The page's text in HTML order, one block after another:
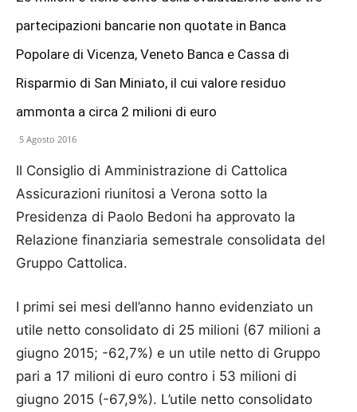
partecipazioni bancarie non quotate in Banca
Popolare di Vicenza, Veneto Banca e Cassa di
Risparmio di San Miniato, il cui valore residuo
ammonta a circa 2 milioni di euro
5 Agosto 2016
Il Consiglio di Amministrazione di Cattolica
Assicurazioni riunitosi a Verona sotto la
Presidenza di Paolo Bedoni ha approvato la
Relazione finanziaria semestrale consolidata del
Gruppo Cattolica.
I primi sei mesi dell’anno hanno evidenziato un
utile netto consolidato di 25 milioni (67 milioni a
giugno 2015; -62,7%) e un utile netto di Gruppo
pari a 17 milioni di euro contro i 53 milioni di
giugno 2015 (-67,9%). L’utile netto consolidato